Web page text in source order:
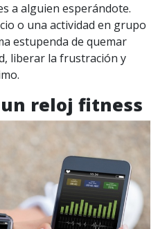
a alguien esperándote.
o una actividad en grupo
estupenda de quemar
liberar la frustración y
reloj fitness